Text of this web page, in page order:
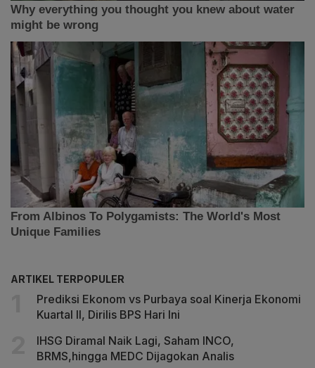
ARTIKEL TERPOPULER
Prediksi Ekonom vs Purbaya soal Kinerja Ekonomi
Kuartal II, Dirilis BPS Hari Ini
IHSG Diramal Naik Lagi, Saham INCO,
BRMS,hingga MEDC Dijagokan Analis